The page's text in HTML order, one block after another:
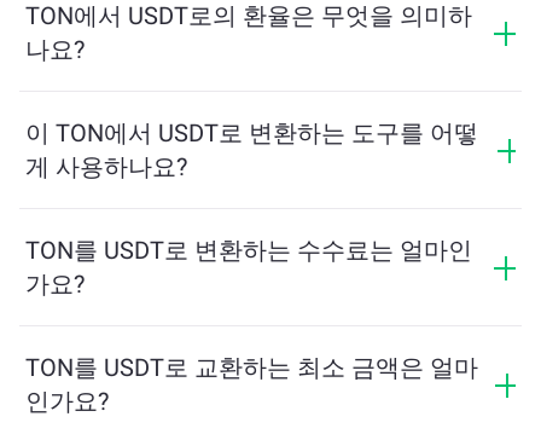
TON에서 USDT로의 환율은 무엇을 의미하
나요?
여줍니다. 이 환율은 시장 상황, 수요와 공급, 그리고 유동
성에 따라 변동합니다.
이 TON에서 USDT로 변환하는 도구를 어떻
게 사용하나요?
수량을 계산해줍니다. 그런 다음, 안내에 따라 거래를 완
료하세요.
TON를 USDT로 변환하는 수수료는 얼마인
가요?
라집니다. ChangeNOW는 숨겨진 수수료 없이 경쟁력 있
는 요금을 제공하며, 최종 금액은 거래를 확인하기 전에
표시됩니다.
TON를 USDT로 교환하는 최소 금액은 얼마
인가요?